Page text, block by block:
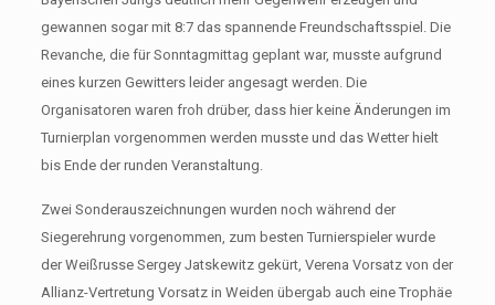
gewannen sogar mit 8:7 das spannende Freundschaftsspiel. Die
Revanche, die für Sonntagmittag geplant war, musste aufgrund
eines kurzen Gewitters leider angesagt werden. Die
Organisatoren waren froh drüber, dass hier keine Änderungen im
Turnierplan vorgenommen werden musste und das Wetter hielt
bis Ende der runden Veranstaltung.
Zwei Sonderauszeichnungen wurden noch während der
Siegerehrung vorgenommen, zum besten Turnierspieler wurde
der Weißrusse Sergey Jatskewitz gekürt, Verena Vorsatz von der
Allianz-Vertretung Vorsatz in Weiden übergab auch eine Trophäe